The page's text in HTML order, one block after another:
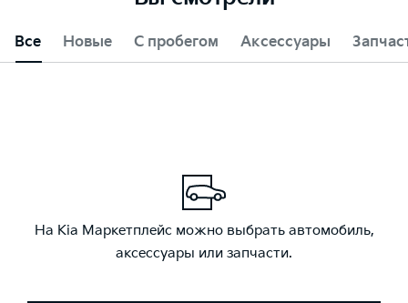
Все Новые С пробегом Аксессуары
На Kia Маркетплейс можно выбрать автомобиль,
аксессуары или запчасти.